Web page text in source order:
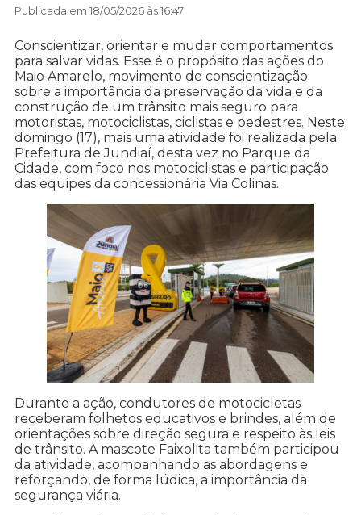
Publicada em 18/05/2026 às 16:47
Conscientizar, orientar e mudar comportamentos
para salvar vidas. Esse é o propósito das ações do
Maio Amarelo, movimento de conscientização
sobre a importância da preservação da vida e da
construção de um trânsito mais seguro para
motoristas, motociclistas, ciclistas e pedestres. Neste
domingo (17), mais uma atividade foi realizada pela
Prefeitura de Jundiaí, desta vez no Parque da
Cidade, com foco nos motociclistas e participação
das equipes da concessionária Via Colinas.
Durante a ação, condutores de motocicletas
receberam folhetos educativos e brindes, além de
orientações sobre direção segura e respeito às leis
de trânsito. A mascote Faixolita também participou
da atividade, acompanhando as abordagens e
reforçando, de forma lúdica, a importância da
segurança viária.